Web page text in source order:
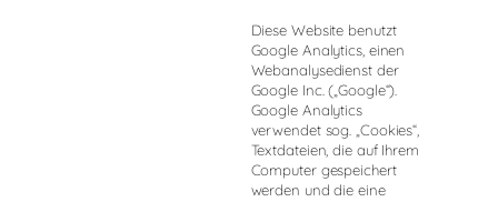
Diese Website benutzt
Google Analytics, einen
Webanalysedienst der
Google Inc. („Google“).
Google Analytics
verwendet sog. „Cookies“,
Textdateien, die auf Ihrem
Computer gespeichert
werden und die eine